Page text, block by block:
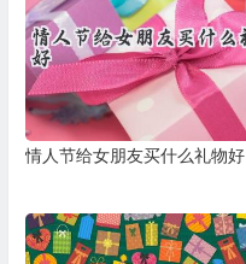
情人节给女朋友买什么礼物好